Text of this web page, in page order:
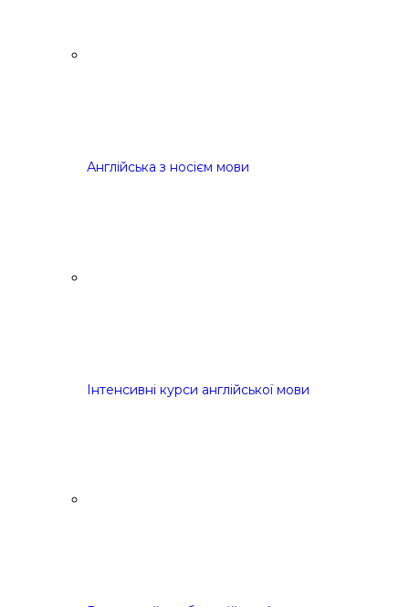
Англійська з носієм мови
Інтенсивні курси англійської мови